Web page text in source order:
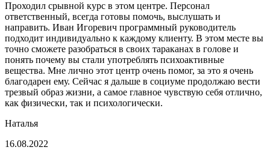
Проходил срывной курс в этом центре. Персонал
ответственный, всегда готовы помочь, выслушать и
направить. Иван Игоревич программный руководитель
подходит индивидуально к каждому клиенту. В этом месте вы
точно сможете разобраться в своих тараканах в голове и
понять почему вы стали употреблять психоактивные
вещества. Мне лично этот центр очень помог, за это я очень
благодарен ему. Сейчас я дальше в социуме продолжаю вести
трезвый образ жизни, а самое главное чувствую себя отлично,
как физически, так и психологически.
Наталья
16.08.2022